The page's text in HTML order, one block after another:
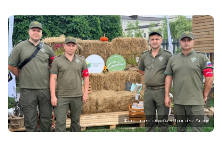
Фото: пресс-служба «Прогресс Агро»